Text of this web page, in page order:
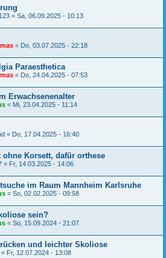
« Sa, 06.09.2025 - 10:13
« Do, 03.07.2025 - 22:18
Paraesthetica
« Do, 24.04.2025 - 07:53
Erwachsenenalter
« Mi, 23.04.2025 - 11:14
« Do, 17.04.2025 - 16:40
Korsett, dafür orthese
« Fr, 14.03.2025 - 14:06
im Raum Mannheim Karlsruhe
« So, 02.02.2025 - 09:58
sein?
« So, 15.09.2024 - 21:07
und leichter Skoliose
« Fr, 12.07.2024 - 13:08